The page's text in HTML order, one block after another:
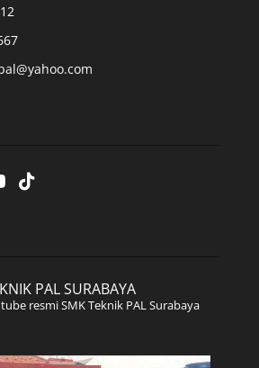
Tiktok
PAL SURABAYA
resmi SMK Teknik PAL Surabaya